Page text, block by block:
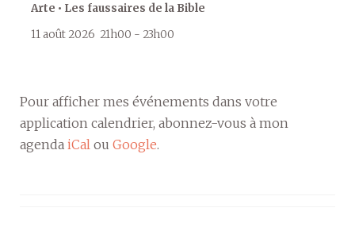
Arte • Les faussaires de la Bible
11 août 2026 21h00 - 23h00
Pour afficher mes événements dans votre
application calendrier, abonnez-vous à mon
agenda iCal ou Google.